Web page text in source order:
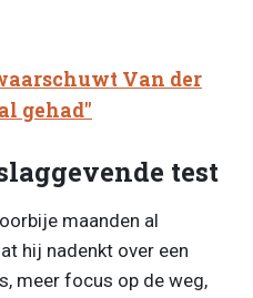
Van der
gehad"
test
maanden al
hij nadenkt over een
meer focus op de weg,